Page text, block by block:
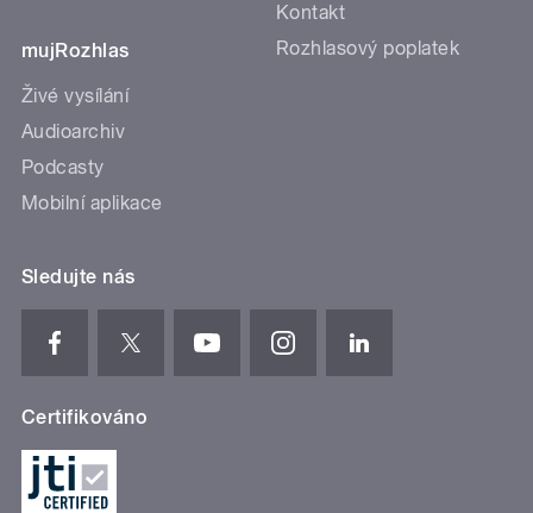
mujRozhlas
Živé vysílání
Audioarchiv
Podcasty
Mobilní aplikace
Kontakt
Rozhlasový poplatek
Sledujte nás
Certifikováno